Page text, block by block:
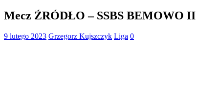
Mecz ŹRÓDŁO – SSBS BEMOWO II
9 lutego 2023 Grzegorz Kujszczyk Liga 0